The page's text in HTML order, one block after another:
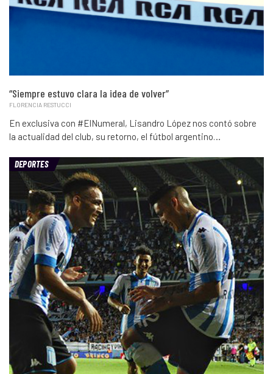
“Siempre estuvo clara la idea de volver”
FLORENCIA RESTUCCI
En exclusiva con #ElNumeral, Lisandro López nos contó sobre
la actualidad del club, su retorno, el fútbol argentino…
DEPORTES